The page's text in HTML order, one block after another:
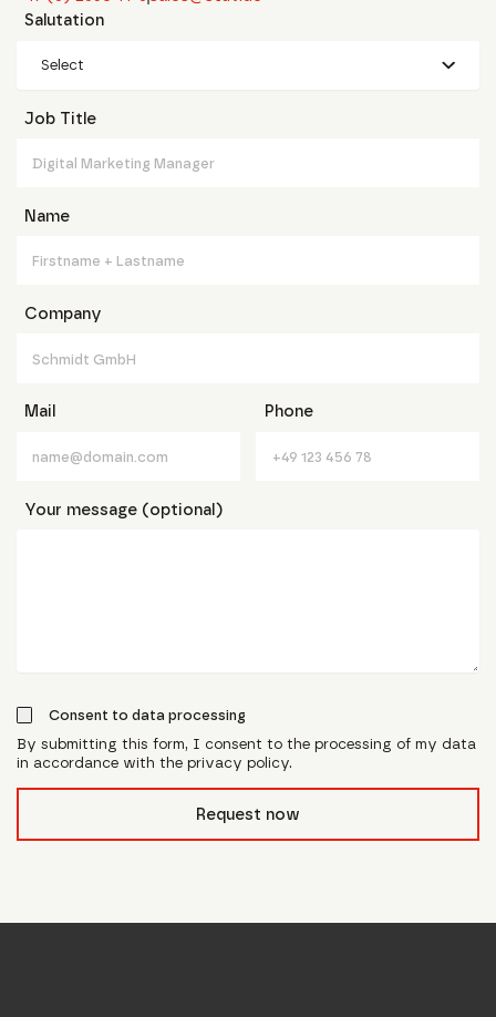
Salutation
Select
Job Title
Name
Company
Mail Phone
Your message (optional)
Consent to data processing
By submitting this form, I consent to the processing of my data
in accordance with the privacy policy.
Request now